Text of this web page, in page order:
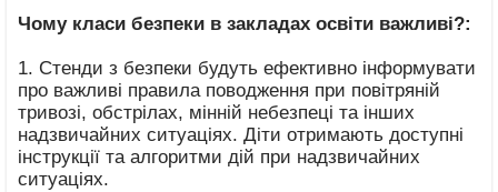
Чому класи безпеки в закладах освіти важливі?:
1. Стенди з безпеки будуть ефективно інформувати
про важливі правила поводження при повітряній
тривозі, обстрілах, мінній небезпеці та інших
надзвичайних ситуаціях. Діти отримають доступні
інструкції та алгоритми дій при надзвичайних
ситуаціях.